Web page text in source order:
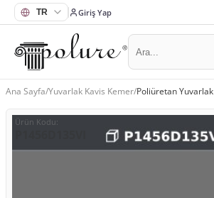
Giriş Yap
Ana Sayfa/Yuvarlak Kavis Kemer/Poliüretan
Ürün Kodu: